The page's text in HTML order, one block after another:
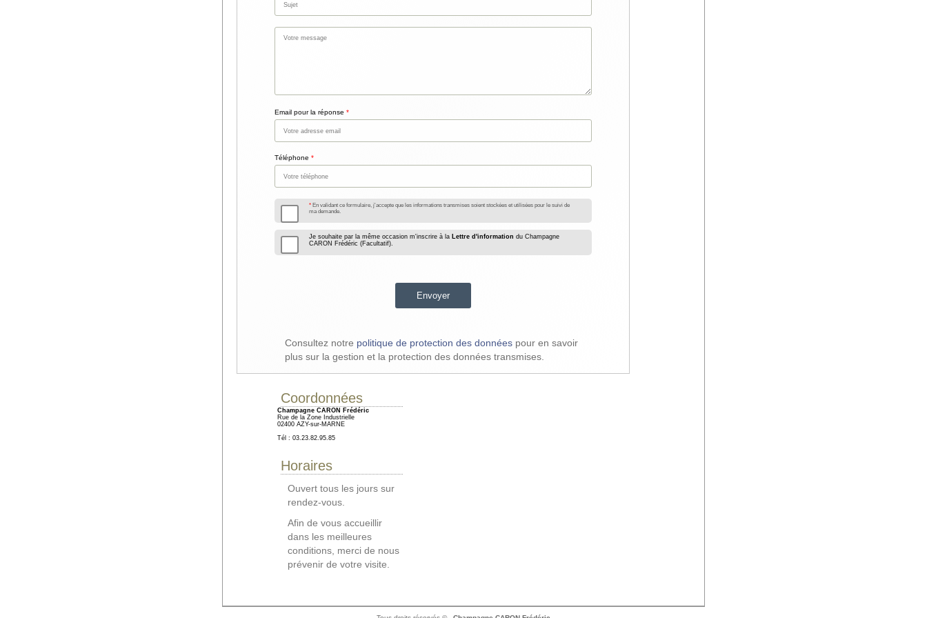
Email pour la réponse
Téléphone
En validant ce formulaire, j'accepte que les informations transmises soient stockées et utilisées pour le suivi de
ma demande.
Je souhaite par la même occasion m'inscrire à la Lettre d'information du Champagne
CARON Frédéric (Facultatif).
Consultez notre politique de protection des donnéespour en savoir
plus sur la gestion et la protection des données transmises.
Coordonnées
Champagne CARON Frédéric
Rue de la Zone Industrielle
02400 AZY-sur-MARNE
Tél : 03.23.82.95.85
Horaires
Ouvert tous les jours sur
rendez-vous.
Afin de vous accueillir
dans les meilleures
conditions, merci de nous
prévenir de votre visite.